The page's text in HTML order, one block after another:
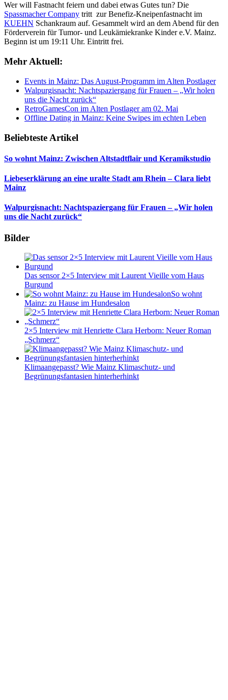
Wer will Fastnacht feiern und dabei etwas Gutes tun? Die
Spassmacher Company tritt zur Benefiz-Kneipenfastnacht im
KUEHN Schankraum auf. Gesammelt wird an dem Abend für den
Förderverein für Tumor- und Leukämiekranke Kinder e.V. Mainz.
Beginn ist um 19:11 Uhr. Eintritt frei.
Mehr Aktuell:
Events in Mainz: Das August-Programm im Alten Postlager
Walpurgisnacht: Nachtspaziergang für Frauen – „Wir holen
uns die Nacht zurück“
RetroGamesCon im Alten Postlager am 02. Mai
Offline Dating in Mainz: Keine Swipes im echten Leben
Beliebteste Artikel
So wohnt Mainz: Zwischen Altstadtflair und Keramikstudio
Liebeserklärung an eine uralte Stadt am Rhein – Clara liebt
Mainz
Walpurgisnacht: Nachtspaziergang für Frauen – „Wir holen
uns die Nacht zurück“
Bilder
Das sensor 2×5 Interview mit Laurent Vieille vom Haus
Burgund
So wohnt
Mainz: zu Hause im Hundesalon
2×5 Interview mit Henriette Clara Herborn: Neuer Roman
„Schmerz“
Klimaangepasst? Wie Mainz Klimaschutz- und
Begrünungsfantasien hinterherhinkt